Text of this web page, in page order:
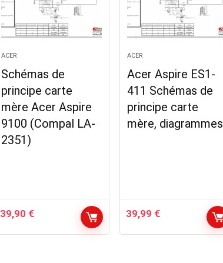
ACER
Schémas de
principe carte
mère Acer Aspire
9100 (Compal LA-
2351)
39,90 €
ACER
Acer Aspire ES1-
411 Schémas de
principe carte
mère, diagrammes
39,99 €